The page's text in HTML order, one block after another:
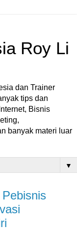
Roy Li
dan Trainer
tips dan
Bisnis
banyak materi luar
▼